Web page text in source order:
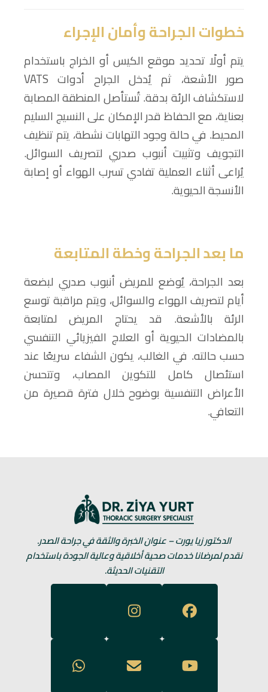
خطوات الجراحة وأمان الإجراء
يتم أولًا تحديد موقع الكيس أو الخراج باستخدام
صور الأشعة، ثم يُدخل الجراح أدوات VATS
لاستكشاف الرئة بدقة. تُستأصل المنطقة المصابة
بعناية، مع الحفاظ قدر الإمكان على النسيج السليم
المحيط. في حالة وجود التهابات نشطة، يتم تنظيف
التجويف وتثبيت أنبوب صدري لتصريف السوائل.
يُراعى أثناء العملية تفادي تسرب الهواء أو إصابة
الأنسجة الحيوية.
ما بعد الجراحة وخطة المتابعة
بعد الجراحة، يُوضع للمريض أنبوب صدري لبضعة
أيام لتصريف الهواء والسوائل، ويتم مراقبة توسع
الرئة بالأشعة. قد يحتاج المريض لمتابعة
بالمضادات الحيوية أو العلاج الفيزيائي التنفسي
حسب حالته. في الغالب، يكون الشفاء سريعًا عند
استئصال كامل للتكوين المصاب، وتتحسن
الأعراض التنفسية بوضوح خلال فترة قصيرة من
التعافي.
الدكتور زيا يورت – عنوان الخبرة والثقة في جراحة الصدر.
نقدم لمرضانا خدمات صحية أخلاقية وعالية الجودة باستخدام
التقنيات الحديثة.